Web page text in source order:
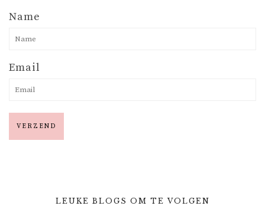
Name
Email
LEUKE BLOGS OM TE VOLGEN